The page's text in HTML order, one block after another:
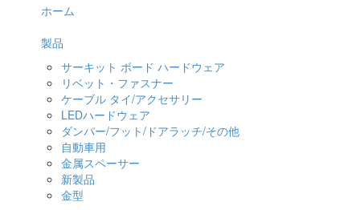
ホーム
製品
サーキット ボード ハードウェア
リベット・ファスナー
ケーブル タイ/アクセサリー
LEDハードウェア
ダンパー/フット/ドアラッチ/その他
自動車用
金属スペーサー
新製品
金型